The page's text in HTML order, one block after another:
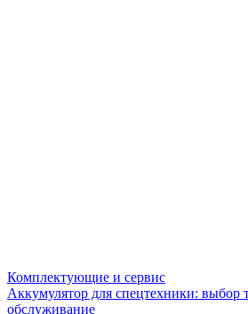
Комплектующие и сервис
Аккумулятор для спецтехники: выбор
обслуживание